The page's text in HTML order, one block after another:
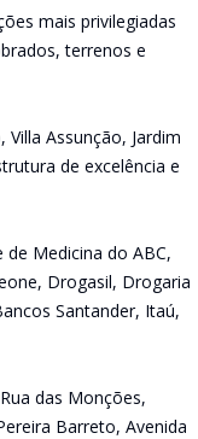
mais privilegiadas
terrenos e
Assunção, Jardim
de excelência e
de Medicina do ABC,
Drogasil, Drogaria
Santander, Itaú,
das Monções,
Barreto, Avenida